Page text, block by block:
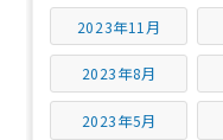
2023年11月
2023年8月
2023年5月